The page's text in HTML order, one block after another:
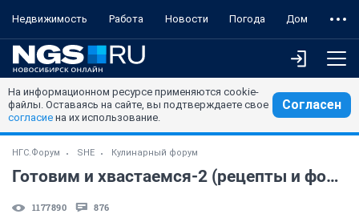
Недвижимость Работа Новости Погода Дом
На информационном ресурсе применяются cookie-
файлы. Оставаясь на сайте, вы подтверждаете свое
согласие на их использование.
Согласен
НГС.Форум SHE Кулинарный форум
Готовим и хвастаемся-2 (рецепты и фото) (часть 3)
1177890 876